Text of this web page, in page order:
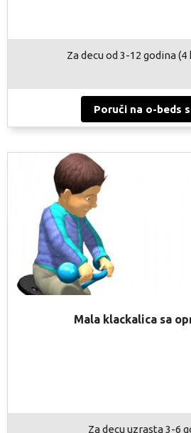
Za decu od 3-12 godina
Poruči na o-beds
Mala klackalica sa
Za decu uzrasta 3-6